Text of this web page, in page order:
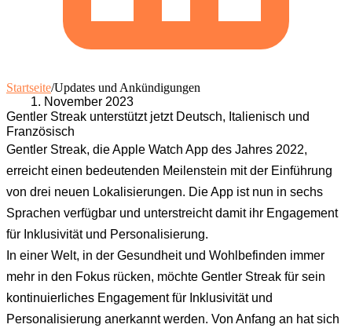
Startseite/Updates und Ankündigungen
November 2023
Gentler Streak unterstützt jetzt Deutsch, Italienisch und
Französisch
Gentler Streak, die Apple Watch App des Jahres 2022,
erreicht einen bedeutenden Meilenstein mit der Einführung
von drei neuen Lokalisierungen. Die App ist nun in sechs
Sprachen verfügbar und unterstreicht damit ihr Engagement
für Inklusivität und Personalisierung.
In einer Welt, in der Gesundheit und Wohlbefinden immer
mehr in den Fokus rücken, möchte Gentler Streak für sein
kontinuierliches Engagement für Inklusivität und
Personalisierung anerkannt werden. Von Anfang an hat sich